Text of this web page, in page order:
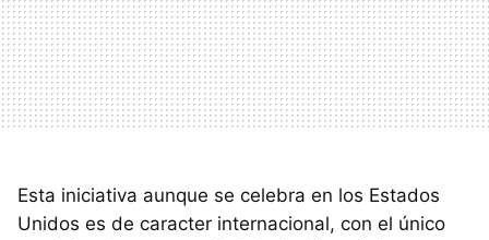
Esta iniciativa aunque se celebra en los Estados
Unidos es de caracter internacional, con el único